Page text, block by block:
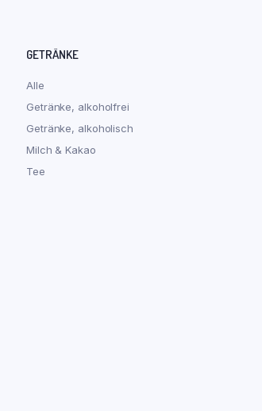
GETRÄNKE
Alle
Getränke, alkoholfrei
Getränke, alkoholisch
Milch & Kakao
Tee